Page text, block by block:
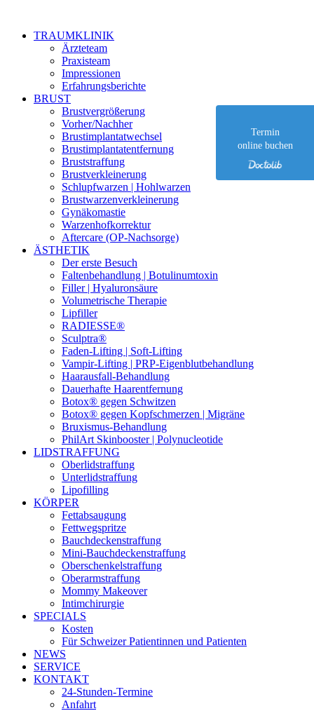
springenTRAUMKLINIK
Ärzteteam
Praxisteam
Impressionen
Erfahrungsberichte
BRUST
Brustvergrößerung
Vorher/Nachher
Brustimplantatwechsel
Brustimplantat­entfernung
Bruststraffung
Brustverkleinerung
Schlupfwarzen | Hohlwarzen
Brustwarzen­verkleinerung
Gynäkomastie
Warzenhofkorrektur
Aftercare (OP-Nachsorge)
ÄSTHETIK
Der erste Besuch
Faltenbehandlung | Botulinumtoxin
Filler | Hyaluronsäure
Volumetrische Therapie
Lipfiller
RADIESSE®
Sculptra®
Faden-Lifting | Soft-Lifting
Vampir-Lifting | PRP-Eigenblutbehandlung
Haarausfall-Behandlung
Dauerhafte Haarentfernung
Botox® gegen Schwitzen
Botox® gegen Kopfschmerzen | Migräne
Bruxismus-Behandlung
PhilArt Skinbooster | Polynucleotide
LIDSTRAFFUNG
Oberlidstraffung
Unterlidstraffung
Lipofilling
KÖRPER
Fettabsaugung
Fettwegspritze
Bauchdeckenstraffung
Mini-Bauchdeckenstraffung
Oberschenkelstraffung
Oberarmstraffung
Mommy Makeover
Intimchirurgie
SPECIALS
Kosten
Für Schweizer Patientinnen und Patienten
NEWS
SERVICE
KONTAKT
24-Stunden-Termine
Anfahrt
Termin
online buchen